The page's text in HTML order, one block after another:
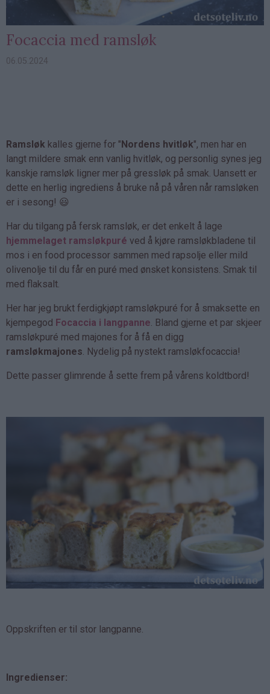
Focaccia med ramsløk
06.05.2024
Ramsløk kalles gjerne for "Nordens hvitløk", men har en
langt mildere smak enn vanlig hvitløk, og personlig synes jeg
kanskje ramsløk ligner mer på gressløk på smak. Uansett er
dette en herlig ingrediens å bruke nå på våren når ramsløken
er i sesong! 😃
Har du tilgang på fersk ramsløk, er det enkelt å lage
hjemmelaget ramsløkpuré ved å kjøre ramsløkbladene til
mos i en food processor sammen med rapsolje eller mild
olivenolje til du får en puré med ønsket konsistens. Smak til
med flaksalt.
Her har jeg brukt ferdigkjøpt ramsløkpuré for å smaksette en
kjempegod Focaccia i langpanne. Bland gjerne et par skjeer
ramsløkpuré med majones for å få en digg
ramsløkmajones. Nydelig på nystekt ramsløkfocaccia!
Dette passer glimrende å sette frem på vårens koldtbord!
Oppskriften er til stor langpanne.
Ingredienser: